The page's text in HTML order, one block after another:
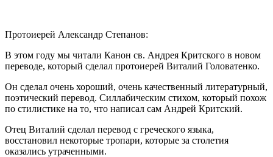
Протоиерей Александр Степанов:
В этом году мы читали Канон св. Андрея Критского в новом
переводе, который сделал протоиерей Виталий Головатенко.
Он сделал очень хороший, очень качественный литературный,
поэтический перевод. Силлабическим стихом, который похож
по стилистике на то, что написал сам Андрей Критский.
Отец Виталий сделал перевод с греческого языка,
восстановил некоторые тропари, которые за столетия
оказались утраченными.